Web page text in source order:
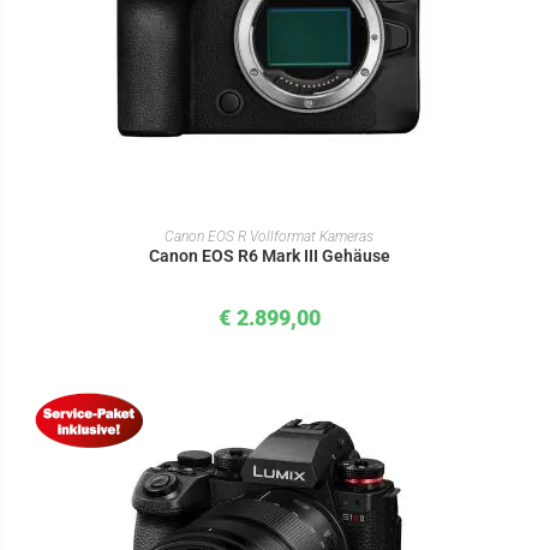
IN DEN WARENKORB
Canon EOS R Vollformat Kameras
Canon EOS R6 Mark III Gehäuse
€ 2.899,00